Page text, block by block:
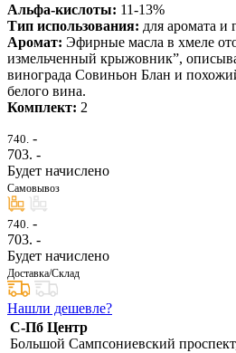
Альфа-кислоты: 11-13%
Тип использования: для аромата и
Аромат: Эфирные масла в хмеле
измельченный крыжовник”,
винограда Совиньон Блан и
белого вина.
Комплект: 2
740. -
703. -
Будет начислено
Самовывоз
740. -
703. -
Будет начислено
Доставка/Склад
Нашли дешевле?
С-Пб Центр
Большой Сампсониевский